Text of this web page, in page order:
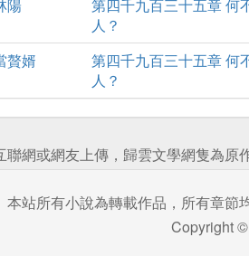
陽
第四千九百三十五章 何
人？
贅婿
第四千九百三十五章 何
人？
聯網或網友上傳，歸雲文學網隻為
本站所有小說為轉載作品，所有章節
Copyright